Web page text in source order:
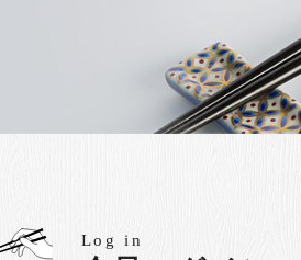
Log in